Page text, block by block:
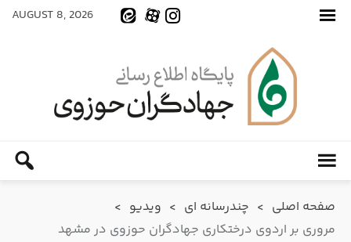
AUGUST 8, 2026
صفحه اصلی > چندرسانه ای > ویدیو >
مروری بر اردوی درختکاری جهادگران حوزوی در مشهد